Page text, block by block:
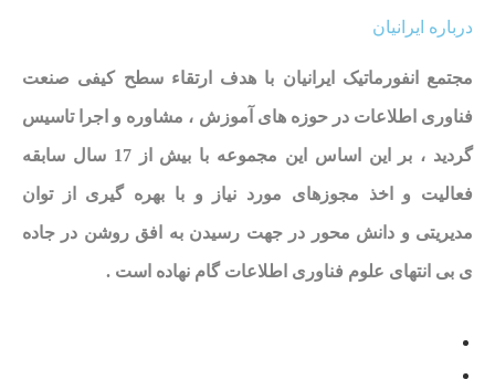
درباره ایرانیان
مجتمع انفورماتیک ایرانیان با هدف ارتقاء سطح کیفی صنعت
فناوری اطلاعات در حوزه های آموزش ، مشاوره و اجرا تاسیس
گردید ، بر این اساس این مجموعه با بیش از 17 سال سابقه
فعالیت و اخذ مجوزهای مورد نیاز و با بهره گیری از توان
مدیریتی و دانش محور در جهت رسیدن به افق روشن در جاده
ی بی انتهای علوم فناوری اطلاعات گام نهاده است .